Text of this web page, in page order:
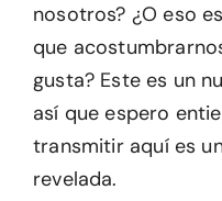
nosotros? ¿O eso
que
gusta? Este es un
así que espero
transmitir aquí es
revelada.